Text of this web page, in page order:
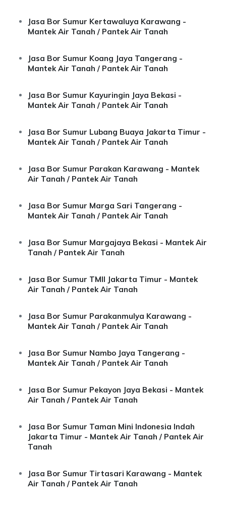
Jasa Bor Sumur Kertawaluya Karawang -
Mantek Air Tanah / Pantek Air Tanah
Jasa Bor Sumur Koang Jaya Tangerang -
Mantek Air Tanah / Pantek Air Tanah
Jasa Bor Sumur Kayuringin Jaya Bekasi -
Mantek Air Tanah / Pantek Air Tanah
Jasa Bor Sumur Lubang Buaya Jakarta Timur -
Mantek Air Tanah / Pantek Air Tanah
Jasa Bor Sumur Parakan Karawang - Mantek
Air Tanah / Pantek Air Tanah
Jasa Bor Sumur Marga Sari Tangerang -
Mantek Air Tanah / Pantek Air Tanah
Jasa Bor Sumur Margajaya Bekasi - Mantek Air
Tanah / Pantek Air Tanah
Jasa Bor Sumur TMII Jakarta Timur - Mantek
Air Tanah / Pantek Air Tanah
Jasa Bor Sumur Parakanmulya Karawang -
Mantek Air Tanah / Pantek Air Tanah
Jasa Bor Sumur Nambo Jaya Tangerang -
Mantek Air Tanah / Pantek Air Tanah
Jasa Bor Sumur Pekayon Jaya Bekasi - Mantek
Air Tanah / Pantek Air Tanah
Jasa Bor Sumur Taman Mini Indonesia Indah
Jakarta Timur - Mantek Air Tanah / Pantek Air
Tanah
Jasa Bor Sumur Tirtasari Karawang - Mantek
Air Tanah / Pantek Air Tanah